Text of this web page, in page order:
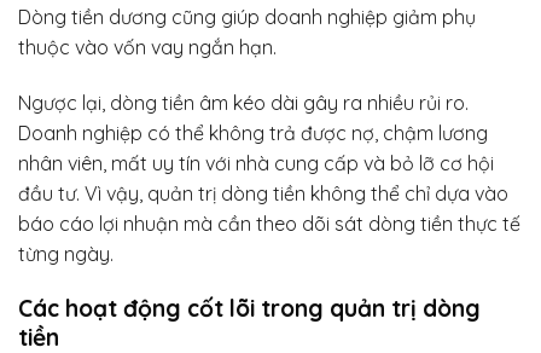
Dòng tiền dương cũng giúp doanh nghiệp giảm phụ
thuộc vào vốn vay ngắn hạn.
Ngược lại, dòng tiền âm kéo dài gây ra nhiều rủi ro.
Doanh nghiệp có thể không trả được nợ, chậm lương
nhân viên, mất uy tín với nhà cung cấp và bỏ lỡ cơ hội
đầu tư. Vì vậy, quản trị dòng tiền không thể chỉ dựa vào
báo cáo lợi nhuận mà cần theo dõi sát dòng tiền thực tế
từng ngày.
Các hoạt động cốt lõi trong quản trị dòng
tiền